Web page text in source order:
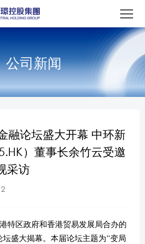
公司新闻
融论坛盛大开幕 中环新
）董事长余竹云受邀
采访
特区政府和香港贸易发展局合办的
盛大揭幕。本届论坛主题为“变局